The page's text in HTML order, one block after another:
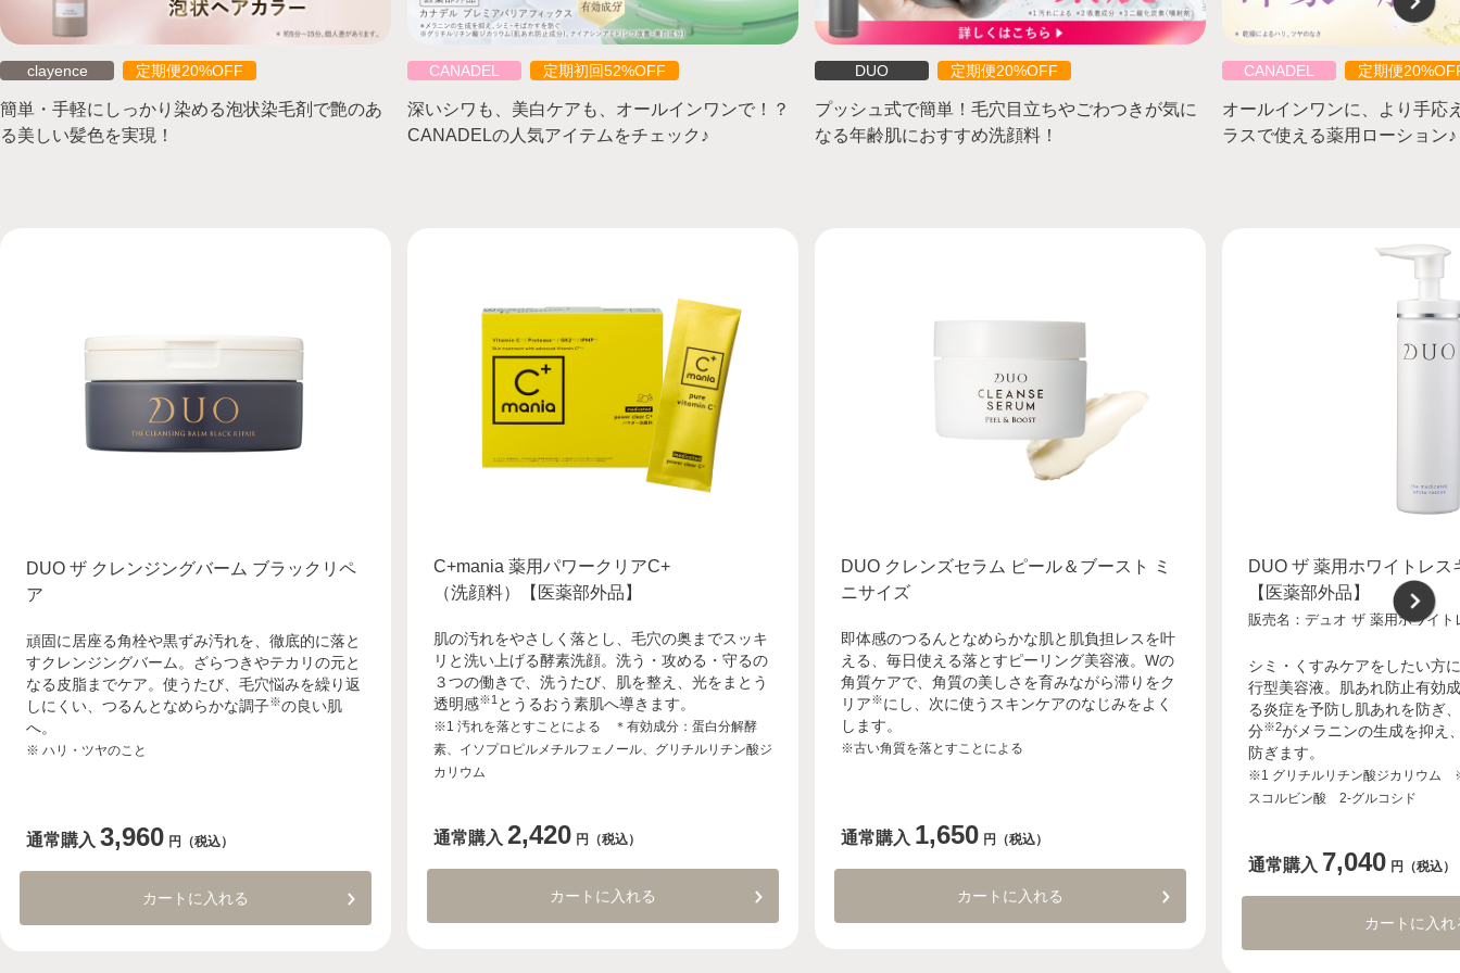
clayence 定期便20%OFF
簡単・手軽にしっかり染める泡状染毛剤で艶のあ
る美しい髪色を実現！
CANADEL 定期初回52%OFF
深いシワも、美白ケアも、オールインワンで！？
CANADELの人気アイテムをチェック♪
DUO 定期便20%OFF
プッシュ式で簡単！⽑⽳⽬⽴ちやごわつきが気に
なる年齢肌におすすめ洗顔料！
CANADEL 定期便
オールインワンに、より手応
ラスで使える薬用ローション♪
DUO ザ クレンジングバーム ブラックリペ
ア
頑固に居座る角栓や黒ずみ汚れを、徹底的に落と
すクレンジングバーム。ざらつきやテカリの元と
なる皮脂までケア。使うたび、毛穴悩みを繰り返
しにくい、つるんとなめらかな調子※の良い肌
へ。
※ ハリ・ツヤのこと
通常購入 3,960 円（税込）
カートに入れる
C+mania 薬用パワークリアC+
（洗顔料）【医薬部外品】
肌の汚れをやさしく落とし、毛穴の奥までスッキ
リと洗い上げる酵素洗顔。洗う・攻める・守るの
３つの働きで、洗うたび、肌を整え、光をまとう
透明感※1 とうるおう素肌へ導きます。
※1 汚れを落とすことによる ＊有効成分：蛋白分解酵
素、イソプロピルメチルフェノール、グリチルリチン酸ジ
カリウム
通常購入 2,420 円（税込）
カートに入れる
DUO クレンズセラム ピール＆ブースト ミ
ニサイズ
即体感のつるんとなめらかな肌と肌負担レスを叶
える、毎日使える落とすピーリング美容液。Wの
角質ケアで、角質の美しさを育みながら滞りをク
リア※にし、次に使うスキンケアのなじみをよく
します。
※古い角質を落とすことによる
通常購入 1,650 円（税込）
カートに入れる
DUO ザ 薬用ホワイトレス
【医薬部外品】
販売名：デュオ ザ 薬用ホワイト
シミ・くすみケアをしたい方
行型美容液。肌あれ防止有効
る炎症を予防し肌あれを防ぎ
分※2がメラニンの生成を抑え
防ぎます。
※1 グリチルリチン酸ジカリウム
スコルビン酸 2-グルコシド
通常購入 7,040 円（税込）
カートに入れ